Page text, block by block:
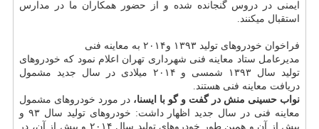
ایمنی در دروس گنجانده شده و از حضور همكاران ما در مدارس
استقبال میكنند.
فراخوان خودروهای تولید ۱۳۹۳ و۲۰۱۴ به معاینه فنی
مدیرعامل ستاد معاینه فنی شهرداری تهران اعلام نمود كه خودروهای
تولید سال ۱۳۹۳ شمسی و ۲۰۱۴ میلادی در سال جدید مشمول
دریافت معاینه فنی هستند.
نواب حسینی منش در گفت و گو با ایسنا، در مورد خودروهای مشمول
معاینه فنی در سال جدید اظهار داشت: خودروهای تولید سال ۹۳ و
پیش از آن و همین طور خودروهای تولید سال ۲۰۱۴ و پیش از آن، در